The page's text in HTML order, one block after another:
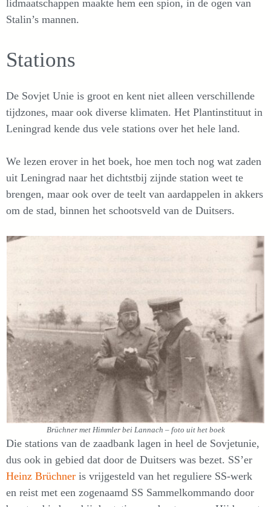
lidmaatschappen maakte hem een spion, in de ogen van
Stalin’s mannen.
Stations
De Sovjet Unie is groot en kent niet alleen verschillende
tijdzones, maar ook diverse klimaten. Het Plantinstituut in
Leningrad kende dus vele stations over het hele land.
We lezen erover in het boek, hoe men toch nog wat zaden
uit Leningrad naar het dichtstbij zijnde station weet te
brengen, maar ook over de teelt van aardappelen in akkers
om de stad, binnen het schootsveld van de Duitsers.
Brüchner met Himmler bei Lannach – foto uit het boek
Die stations van de zaadbank lagen in heel de Sovjetunie,
dus ook in gebied dat door de Duitsers was bezet. SS’er
Heinz Brüchner is vrijgesteld van het reguliere SS-werk
en reist met een zogenaamd SS Sammelkommando door